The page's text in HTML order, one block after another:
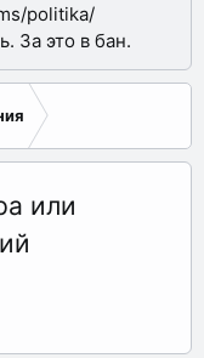
politika/
За это в бан.
или